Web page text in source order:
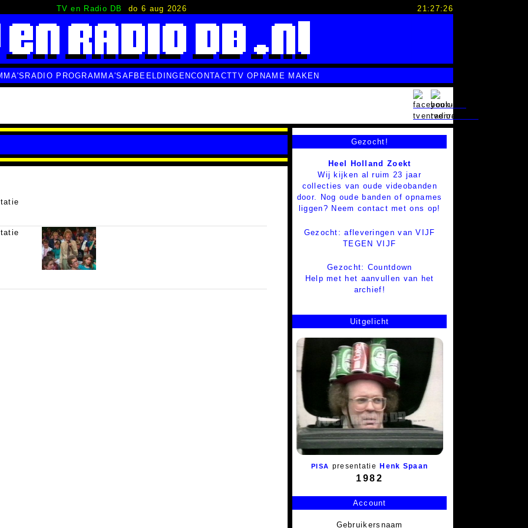
TV en Radio DB do 6 aug 2026 21:27:27
RADIO PROGRAMMA'S AFBEELDINGENCONTACTTV OPNAME MAKEN
Gezocht!
Heel Holland Zoekt
Wij kijken al ruim 23 jaar
collecties van oude videobanden
door. Nog oude banden of opnames
liggen? Neem contact met ons op!
Gezocht: afleveringen van VIJF
TEGEN VIJF
Gezocht: Countdown
Help met het aanvullen van het
archief!
Uitgelicht
PISA presentatie Henk Spaan
1982
Account
Gebruikersnaam